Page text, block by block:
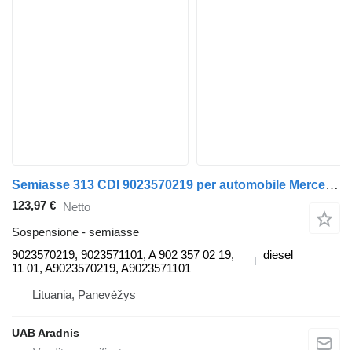
Semiasse 313 CDI 9023570219 per automobile Mercedes-Benz SPRINTER 3-t (903)
123,97 € Netto
Sospensione - semiasse
9023570219, 9023571101, A 902 357 02 19,
11 01, A9023570219, A9023571101
diesel
Lituania, Panevėžys
UAB Aradnis